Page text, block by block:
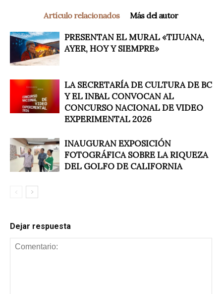
Artículo relacionados Más del autor
PRESENTAN EL MURAL «TIJUANA,
AYER, HOY Y SIEMPRE»
LA SECRETARÍA DE CULTURA DE BC
Y EL INBAL CONVOCAN AL
CONCURSO NACIONAL DE VIDEO
EXPERIMENTAL 2026
INAUGURAN EXPOSICIÓN
FOTOGRÁFICA SOBRE LA RIQUEZA
DEL GOLFO DE CALIFORNIA
Dejar respuesta